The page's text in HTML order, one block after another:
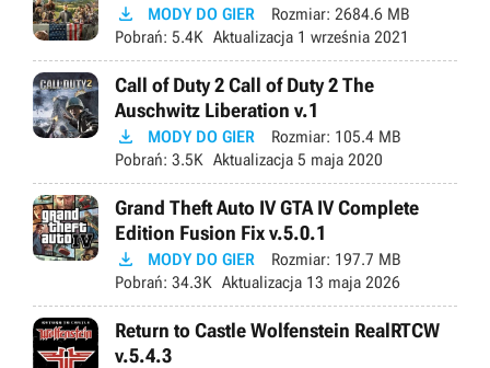
 MODY DO GIER Rozmiar: 2684.6 MB
Pobrań: 5.4K Aktualizacja 1 września 2021
Call of Duty 2 Call of Duty 2 The
Auschwitz Liberation v.1
 MODY DO GIER Rozmiar: 105.4 MB
Pobrań: 3.5K Aktualizacja 5 maja 2020
Grand Theft Auto IV GTA IV Complete
Edition Fusion Fix v.5.0.1
 MODY DO GIER Rozmiar: 197.7 MB
Pobrań: 34.3K Aktualizacja 13 maja 2026
Return to Castle Wolfenstein RealRTCW
v.5.4.3